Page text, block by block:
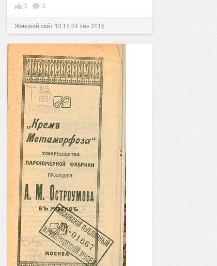
0 0
Женский сайт 10:15 04 янв 2016